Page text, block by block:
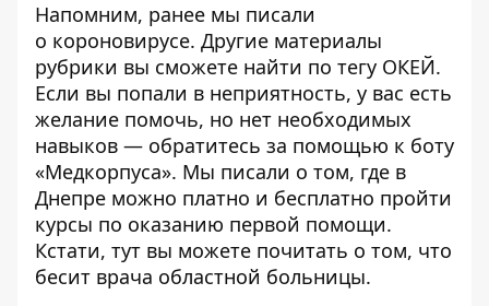
Напомним, ранее мы писали
о короновирусе. Другие материалы
рубрики вы сможете найти по тегу ОКЕЙ.
Если вы попали в неприятность, у вас есть
желание помочь, но нет необходимых
навыков — обратитесь за помощью к боту
«Медкорпуса». Мы писали о том, где в
Днепре можно платно и бесплатно пройти
курсы по оказанию первой помощи.
Кстати, тут вы можете почитать о том, что
бесит врача областной больницы.